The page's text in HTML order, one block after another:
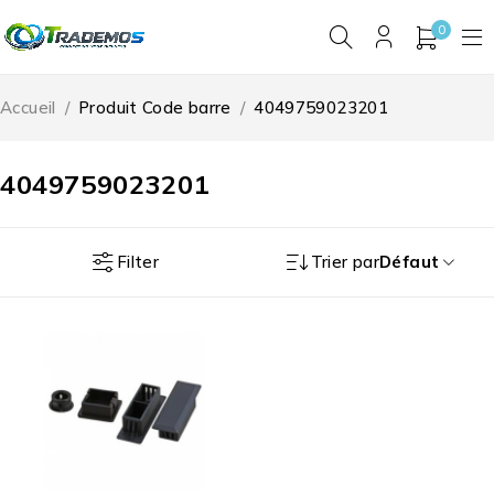
0
4049759023201
Accueil / Produit Code barre / 4049759023201
Filter Trier parDéfaut